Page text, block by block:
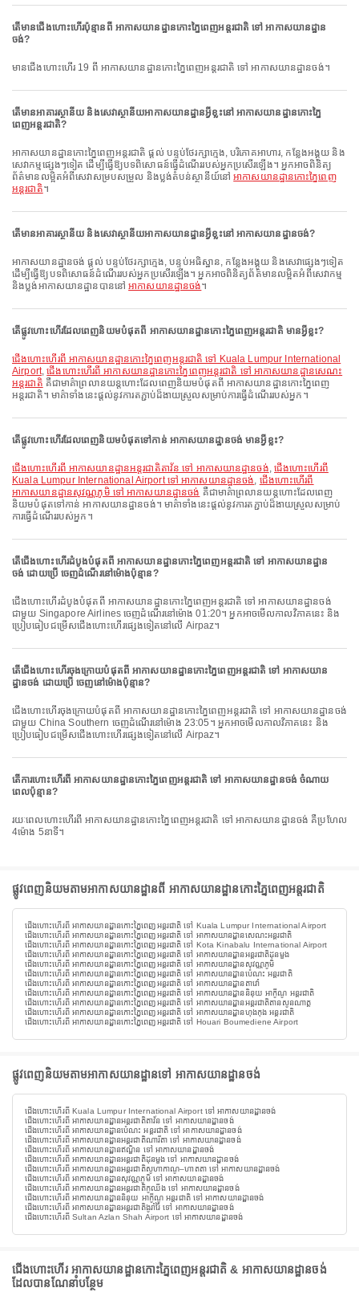
តើមានជើងហោះហើរប៉ុន្មានពី អាកាសយានដ្ឋានកោះភ្នៃពេញអន្តរជាតិ ទៅ អាកាសយានដ្ឋាន
ចង់?
មានជើងហោះហើរ 19 ពី អាកាសយានដ្ឋានកោះភ្នៃពេញអន្តរជាតិ ទៅ អាកាសយានដ្ឋានចង់។
តើមានអាគារស្ថានីយ និងសេវាស្ថានីយអាកាសយានដ្ឋានអ្វីខ្លះនៅ អាកាសយានដ្ឋានកោះភ្នៃ
ពេញអន្តរជាតិ?
អាកាសយានដ្ឋានកោះភ្នៃពេញអន្តរជាតិ ផ្តល់ បន្ទប់ថែរក្សាក្មេង, បរិភោគអាហារ, កន្លែងអង្គុយ និង
សេវាកម្មផ្សេងៗទៀត ដើម្បីធ្វើឱ្យបទពិសោធន៍ធ្វើដំណើររបស់អ្នកប្រសើរឡើង។ អ្នកអាចពិនិត្យ
ព័ត៌មានលម្អិតអំពីសេវាសម្របសម្រួល និងប្លង់តំបន់ស្ថានីយ៍នៅអាកាសយានដ្ឋានកោះភ្នៃពេញ
អន្តរជាតិ។
តើមានអាគារស្ថានីយ និងសេវាស្ថានីយអាកាសយានដ្ឋានអ្វីខ្លះនៅ អាកាសយានដ្ឋានចង់?
អាកាសយានដ្ឋានចង់ ផ្តល់ បន្ទប់ថែរក្សាក្មេង, បន្ទប់អធិស្ឋាន, កន្លែងអង្គុយ និងសេវាផ្សេងៗទៀត
ដើម្បីធ្វើឱ្យបទពិសោធន៍ដំណើររបស់អ្នកប្រសើរឡើង។ អ្នកអាចពិនិត្យព័ត៌មានលម្អិតអំពីសេវាកម្ម
និងប្លង់អាកាសយានដ្ឋានបាននៅអាកាសយានដ្ឋានចង់។
តើផ្លូវហោះហើរដែលពេញនិយមបំផុតពី អាកាសយានដ្ឋានកោះភ្នៃពេញអន្តរជាតិ មានអ្វីខ្លះ?
ជើងហោះហើរពី អាកាសយានដ្ឋានកោះភ្នៃពេញអន្តរជាតិ ទៅ Kuala Lumpur International
Airport,ជើងហោះហើរពី អាកាសយានដ្ឋានកោះភ្នៃពេញអន្តរជាតិ ទៅ អាកាសយានដ្ឋានសេណះ
អន្តរជាតិ គឺជាមាគ៌ាព្រលានយន្តហោះដែលពេញនិយមបំផុតពី អាកាសយានដ្ឋានកោះភ្នៃពេញ
អន្តរជាតិ។ មាគ៌ាទាំងនេះផ្តល់នូវការតភ្ជាប់ដ៏ងាយស្រួលសម្រាប់ការធ្វើដំណើររបស់អ្នក។
តើផ្លូវហោះហើរដែលពេញនិយមបំផុតទៅកាន់ អាកាសយានដ្ឋានចង់ មានអ្វីខ្លះ?
ជើងហោះហើរពី អាកាសយានដ្ឋានអន្តរជាតិតាវ័ន ទៅ អាកាសយានដ្ឋានចង់,ជើងហោះហើរពី
Kuala Lumpur International Airport ទៅ អាកាសយានដ្ឋានចង់, ជើងហោះហើរពី
អាកាសយានដ្ឋានសុវណ្ណភូមិ ទៅ អាកាសយានដ្ឋានចង់ គឺជាមាគ៌ាព្រលានយន្តហោះដែលពេញ
និយមបំផុតទៅកាន់ អាកាសយានដ្ឋានចង់។ មាគ៌ាទាំងនេះផ្តល់នូវការតភ្ជាប់ដ៏ងាយស្រួលសម្រាប់
ការធ្វើដំណើររបស់អ្នក។
តើជើងហោះហើរដំបូងបំផុតពី អាកាសយានដ្ឋានកោះភ្នៃពេញអន្តរជាតិ ទៅ អាកាសយានដ្ឋាន
ចង់ ដោយប្រើ ចេញដំណើរនៅម៉ោងប៉ុន្មាន?
ជើងហោះហើរដំបូងបំផុតពី អាកាសយានដ្ឋានកោះភ្នៃពេញអន្តរជាតិ ទៅ អាកាសយានដ្ឋានចង់
ជាមួយ Singapore Airlines ចេញដំណើរនៅម៉ោង 01:20។ អ្នកអាចមើលកាលវិភាគនេះ និង
ប្រៀបធៀបជម្រើសជើងហោះហើរផ្សេងទៀតនៅលើ Airpaz។
តើជើងហោះហើរចុងក្រោយបំផុតពី អាកាសយានដ្ឋានកោះភ្នៃពេញអន្តរជាតិ ទៅ អាកាសយាន
ដ្ឋានចង់ ដោយប្រើ ចេញនៅម៉ោងប៉ុន្មាន?
ជើងហោះហើរចុងក្រោយបំផុតពី អាកាសយានដ្ឋានកោះភ្នៃពេញអន្តរជាតិ ទៅ អាកាសយានដ្ឋានចង់
ជាមួយ China Southern ចេញដំណើរនៅម៉ោង 23:05។ អ្នកអាចមើលកាលវិភាគនេះ និង
ប្រៀបធៀបជម្រើសជើងហោះហើរផ្សេងទៀតនៅលើ Airpaz។
តើការហោះហើរពី អាកាសយានដ្ឋានកោះភ្នៃពេញអន្តរជាតិ ទៅ អាកាសយានដ្ឋានចង់ ចំណាយ
ពេលប៉ុន្មាន?
រយៈពេលហោះហើរពី អាកាសយានដ្ឋានកោះភ្នៃពេញអន្តរជាតិ ទៅ អាកាសយានដ្ឋានចង់ គឺប្រហែល
4ម៉ោង 5នាទី។
ផ្លូវពេញនិយមតាមអាកាសយានដ្ឋានពី អាកាសយានដ្ឋានកោះភ្នៃពេញអន្តរជាតិ
ជើងហោះហើរពី អាកាសយានដ្ឋានកោះភ្នៃពេញអន្តរជាតិ ទៅ Kuala Lumpur International Airport
ជើងហោះហើរពី អាកាសយានដ្ឋានកោះភ្នៃពេញអន្តរជាតិ ទៅ អាកាសយានដ្ឋានសេណះអន្តរជាតិ
ជើងហោះហើរពី អាកាសយានដ្ឋានកោះភ្នៃពេញអន្តរជាតិ ទៅ Kota Kinabalu International Airport
ជើងហោះហើរពី អាកាសយានដ្ឋានកោះភ្នៃពេញអន្តរជាតិ ទៅ អាកាសយានដ្ឋានអន្តរជាតិដុនមួង
ជើងហោះហើរពី អាកាសយានដ្ឋានកោះភ្នៃពេញអន្តរជាតិ ទៅ អាកាសយានដ្ឋានសុវណ្ណភូមិ
ជើងហោះហើរពី អាកាសយានដ្ឋានកោះភ្នៃពេញអន្តរជាតិ ទៅ អាកាសយានដ្ឋានប៉េណះ អន្តរជាតិ
ជើងហោះហើរពី អាកាសយានដ្ឋានកោះភ្នៃពេញអន្តរជាតិ ទៅ អាកាសយានដ្ឋានតាវ៉ោ
ជើងហោះហើរពី អាកាសយានដ្ឋានកោះភ្នៃពេញអន្តរជាតិ ទៅ អាកាសយានដ្ឋាននិនុយ អាកូីណូ អន្តរជាតិ
ជើងហោះហើរពី អាកាសយានដ្ឋានកោះភ្នៃពេញអន្តរជាតិ ទៅ អាកាសយានដ្ឋានអន្តរជាតិតានសូនណាត្ត
ជើងហោះហើរពី អាកាសយានដ្ឋានកោះភ្នៃពេញអន្តរជាតិ ទៅ អាកាសយានដ្ឋានហុងកុង អន្តរជាតិ
ជើងហោះហើរពី អាកាសយានដ្ឋានកោះភ្នៃពេញអន្តរជាតិ ទៅ Houari Boumediene Airport
ផ្លូវពេញនិយមតាមអាកាសយានដ្ឋានទៅ អាកាសយានដ្ឋានចង់
ជើងហោះហើរពី Kuala Lumpur International Airport ទៅ អាកាសយានដ្ឋានចង់
ជើងហោះហើរពី អាកាសយានដ្ឋានអន្តរជាតិតាវ័ន ទៅ អាកាសយានដ្ឋានចង់
ជើងហោះហើរពី អាកាសយានដ្ឋានប៉េណះ អន្តរជាតិ ទៅ អាកាសយានដ្ឋានចង់
ជើងហោះហើរពី អាកាសយានដ្ឋានអន្តរជាតិណារីតា ទៅ អាកាសយានដ្ឋានចង់
ជើងហោះហើរពី អាកាសយានដ្ឋានឥណ្ឌិន ទៅ អាកាសយានដ្ឋានចង់
ជើងហោះហើរពី អាកាសយានដ្ឋានអន្តរជាតិដុនមួង ទៅ អាកាសយានដ្ឋានចង់
ជើងហោះហើរពី អាកាសយានដ្ឋានអន្តរជាតិសូហាកាណូ–ហាតតា ទៅ អាកាសយានដ្ឋានចង់
ជើងហោះហើរពី អាកាសយានដ្ឋានសុវណ្ណភូមិ ទៅ អាកាសយានដ្ឋានចង់
ជើងហោះហើរពី អាកាសយានដ្ឋានអន្តរជាតិកូឈីង ទៅ អាកាសយានដ្ឋានចង់
ជើងហោះហើរពី អាកាសយានដ្ឋាននិនុយ អាកូីណូ អន្តរជាតិ ទៅ អាកាសយានដ្ឋានចង់
ជើងហោះហើរពី អាកាសយានដ្ឋានអន្តរជាតិងូរ៉ារ៉ៃ ទៅ អាកាសយានដ្ឋានចង់
ជើងហោះហើរពី Sultan Azlan Shah Airport ទៅ អាកាសយានដ្ឋានចង់
ជើងហោះហើរ អាកាសយានដ្ឋានកោះភ្នៃពេញអន្តរជាតិ & អាកាសយានដ្ឋានចង់
ដែលបានណែនាំបន្ថែម